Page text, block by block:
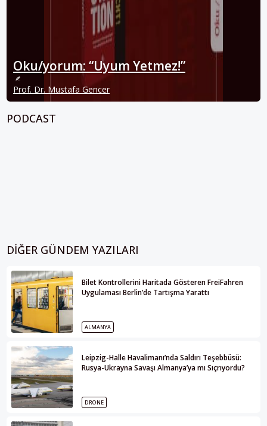
Oku/yorum: “Uyum Yetmez!”
Prof. Dr. Mustafa Gencer
PODCAST
DIĞER GÜNDEM YAZILARI
Bilet Kontrollerini Haritada Gösteren FreiFahren
Uygulaması Berlin’de Tartışma Yarattı
ALMANYA
Leipzig-Halle Havalimanı’nda Saldırı Teşebbüsü:
Rusya-Ukrayna Savaşı Almanya’ya mı Sıçrıyordu?
DRONE